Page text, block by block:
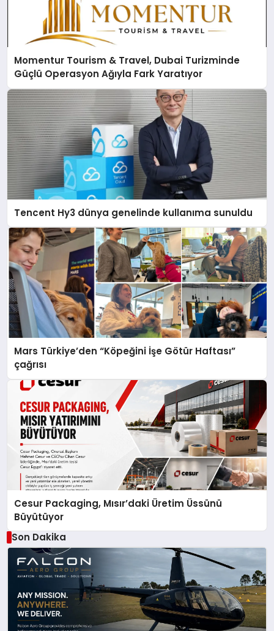
Momentur Tourism & Travel, Dubai Turizminde
Güçlü Operasyon Ağıyla Fark Yaratıyor
Tencent Hy3 dünya genelinde kullanıma sunuldu
Mars Türkiye’den “Köpeğini İşe Götür Haftası”
çağrısı
Cesur Packaging, Mısır’daki Üretim Üssünü
Büyütüyor
Son Dakika